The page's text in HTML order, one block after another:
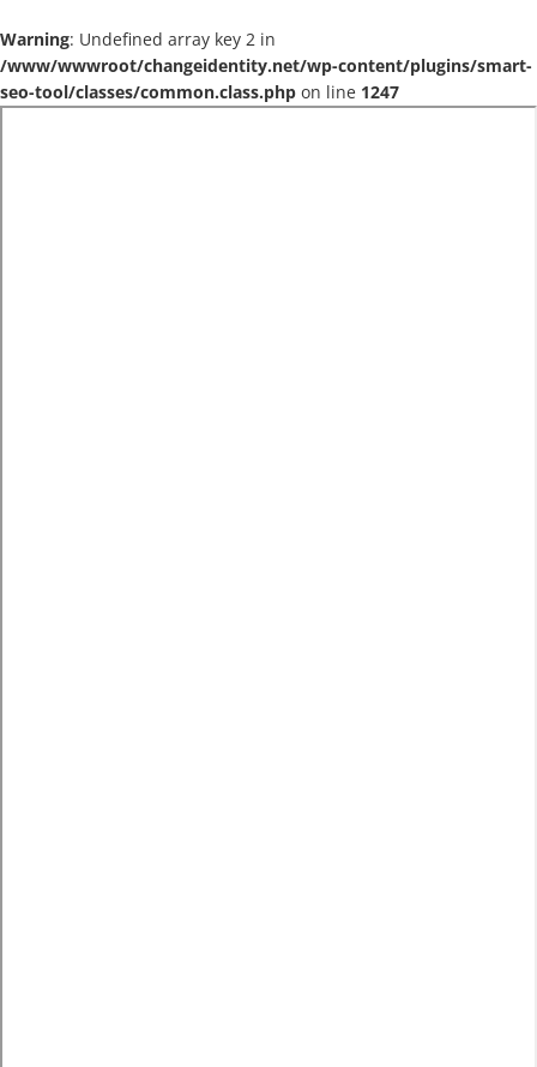
Warning: Undefined array key 2 in
/www/wwwroot/changeidentity.net/wp-content/plugins/smart-
seo-tool/classes/common.class.php on line 1247